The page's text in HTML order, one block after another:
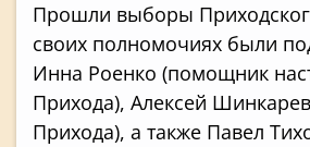
Прошли выборы
своих полномочиях были
Инна Роенко (помощник
Прихода), Алексей
Прихода), а также Павел